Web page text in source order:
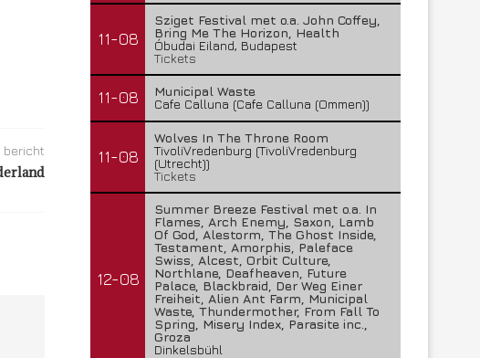
bericht
11-08
Sziget Festival met o.a. John Coffey,
Bring Me The Horizon, Health
Óbudai Eiland, Budapest
Tickets
11-08
Municipal Waste
Cafe Calluna (Cafe Calluna (Ommen))
11-08
Wolves In The Throne Room
TivoliVredenburg (TivoliVredenburg
(Utrecht))
Tickets
12-08
Summer Breeze Festival met o.a. In
Flames, Arch Enemy, Saxon, Lamb
Of God, Alestorm, The Ghost Inside,
Testament, Amorphis, Paleface
Swiss, Alcest, Orbit Culture,
Northlane, Deafheaven, Future
Palace, Blackbraid, Der Weg Einer
Freiheit, Alien Ant Farm, Municipal
Waste, Thundermother, From Fall To
Spring, Misery Index, Parasite inc.,
Groza
Dinkelsbühl